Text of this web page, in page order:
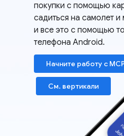
покупки с помощью
садиться на самолет
и все это с помощью
телефона Android.
Начните работу с
См. вертикали